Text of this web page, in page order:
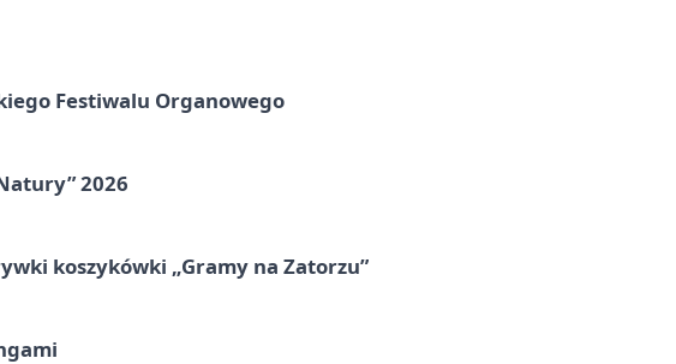
Festiwalu Organowego
2026
koszykówki „Gramy na Zatorzu”